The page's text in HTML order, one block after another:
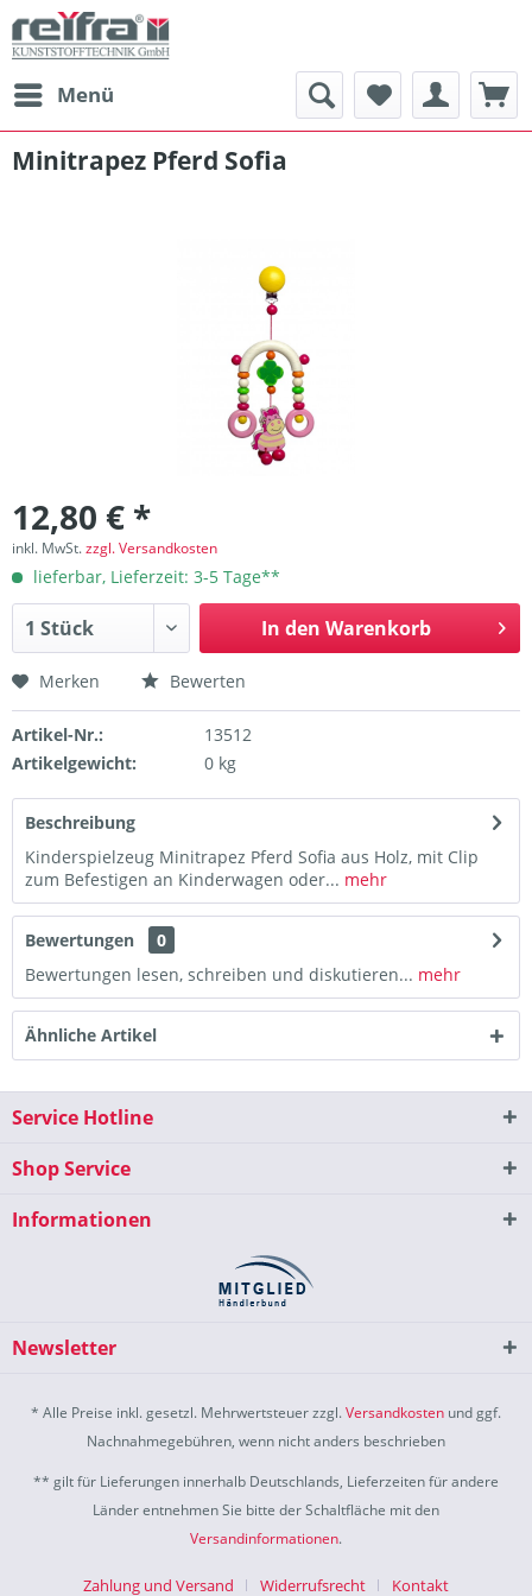
Menü
Minitrapez Pferd Sofia
12,80 € *
inkl. MwSt.zzgl. Versandkosten
lieferbar, Lieferzeit: 3-5 Tage**
In den Warenkorb
Merken Bewerten
Artikel-Nr.:
13512
Artikelgewicht:
0 kg
Beschreibung
Kinderspielzeug Minitrapez Pferd Sofia aus Holz, mit Clip
zum Befestigen an Kinderwagen oder... mehr
Bewertungen
0
Bewertungen lesen, schreiben und diskutieren... mehr
Ähnliche Artikel
Service Hotline
Shop Service
Informationen
Newsletter
* Alle Preise inkl. gesetzl. Mehrwertsteuer zzgl.Versandkosten und ggf.
Nachnahmegebühren, wenn nicht anders beschrieben
** gilt für Lieferungen innerhalb Deutschlands, Lieferzeiten für andere
Länder entnehmen Sie bitte der Schaltfläche mit den
Versandinformationen.
Zahlung und Versand Widerrufsrecht Kontakt